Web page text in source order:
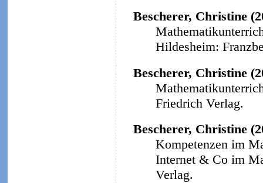
Bescherer, Christine
Hildesheim:
Bescherer, Christine
Friedrich Verlag.
Bescherer, Christine
Kompetenzen im
Internet & Co im
Verlag.